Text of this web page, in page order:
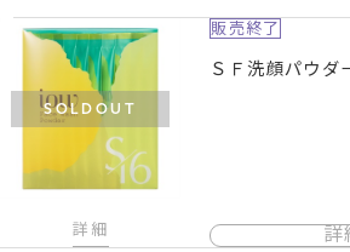
SOLDOUT
詳細
販売終了
ＳＦ洗顔パウダ
詳